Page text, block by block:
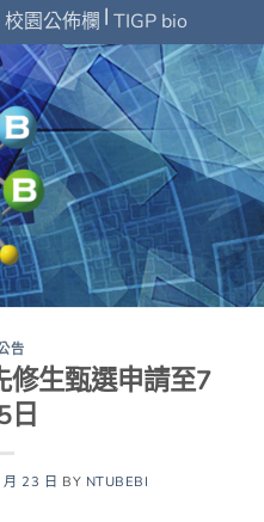
校園公佈欄 | TIGP bio
告
修生甄選申請至7
日
23 日 BY NTUBEBI